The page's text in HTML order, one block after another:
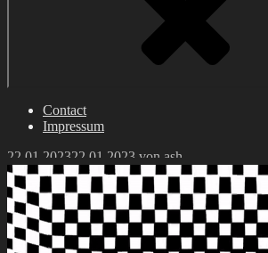
Contact
Impressum
Veröffentlicht
am
22.01.202322.01.2023 von ash